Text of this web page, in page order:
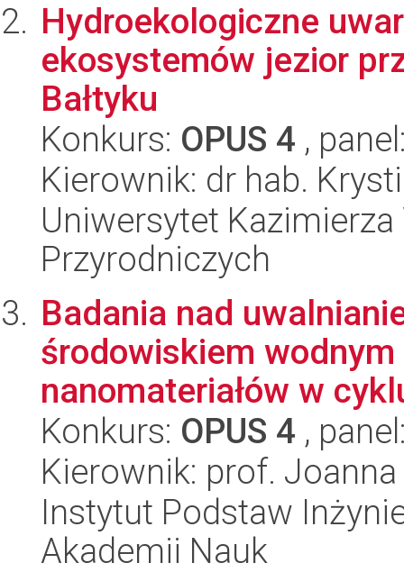
Hydroekologiczne
ekosystemów jezior
Bałtyku
Konkurs: OPUS 4 ,
Kierownik: dr hab.
Uniwersytet Kazimierza
Przyrodniczych
Badania nad
środowiskiem
nanomateriałów w
Konkurs: OPUS 4 ,
Kierownik: prof.
Instytut Podstaw
Akademii Nauk